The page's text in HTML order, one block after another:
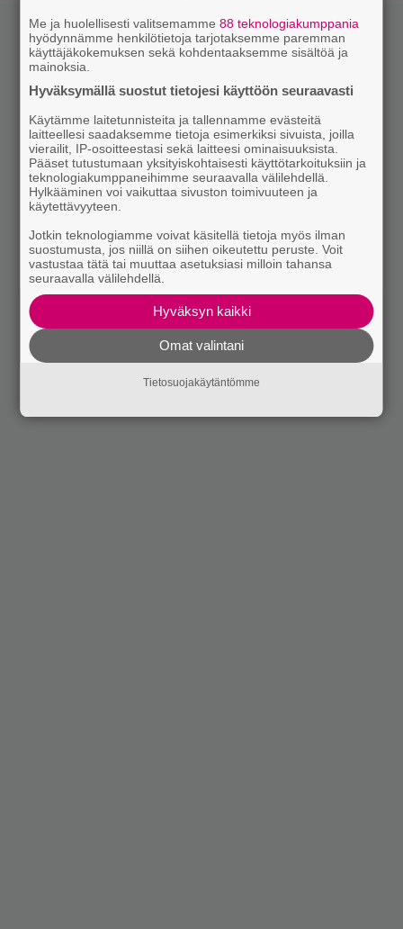
Me ja huolellisesti valitsemamme88 teknologiakumppania
hyödynnämme henkilötietoja tarjotaksemme paremman
käyttäjäkokemuksen sekä kohdentaaksemme sisältöä ja
mainoksia.
Hyväksymällä suostut tietojesi käyttöön seuraavasti
Käytämme laitetunnisteita ja tallennamme evästeitä
laitteellesi saadaksemme tietoja esimerkiksi sivuista, joilla
vierailit, IP-osoitteestasi sekä laitteesi ominaisuuksista.
Pääset tutustumaan yksityiskohtaisesti käyttötarkoituksiin ja
teknologiakumppaneihimme seuraavalla välilehdellä.
Hylkääminen voi vaikuttaa sivuston toimivuuteen ja
käytettävyyteen.
Jotkin teknologiamme voivat käsitellä tietoja myös ilman
suostumusta, jos niillä on siihen oikeutettu peruste. Voit
vastustaa tätä tai muuttaa asetuksiasi milloin tahansa
seuraavalla välilehdellä.
Hyväksyn kaikki
Omat valintani
Tietosuojakäytäntömme